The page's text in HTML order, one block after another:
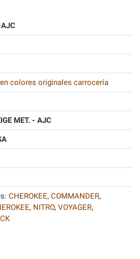
colores originales carrocería
MET. - AJC
CHEROKEE, COMMANDER,
, NITRO, VOYAGER,